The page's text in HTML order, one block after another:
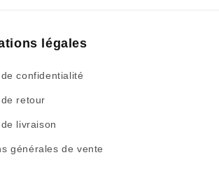
légales
confidentialité
retour
livraison
générales de vente